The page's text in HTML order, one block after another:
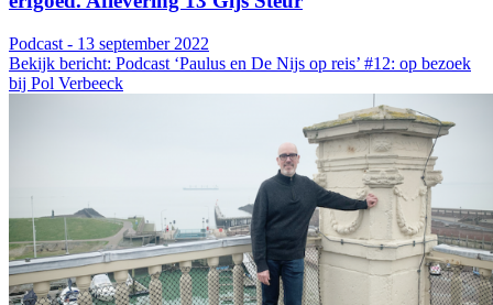
Podcast - 13 september 2022
Bekijk bericht: Podcast ‘Paulus en De Nijs op reis’ #12: op bezoek
bij Pol Verbeeck